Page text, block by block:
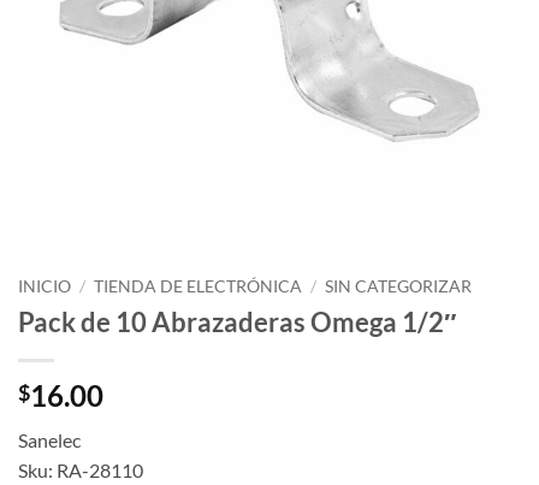
INICIO / TIENDA DE ELECTRÓNICA / SIN CATEGORIZAR
Pack de 10 Abrazaderas Omega 1/2″
$16.00
Sanelec
Sku: RA-28110